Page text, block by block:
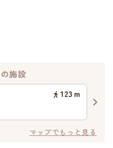
施設
123 ｍ
マップでもっと見る